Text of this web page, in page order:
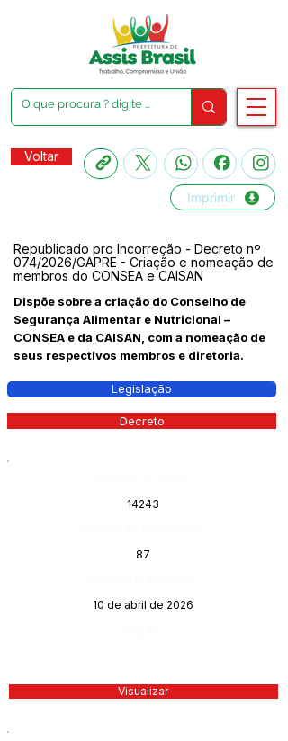
Voltar
Imprimir
Republicado pro Incorreção - Decreto nº
074/2026/GAPRE - Criação e nomeação de
membros do CONSEA e CAISAN
Dispõe sobre a criação do Conselho de
Segurança Alimentar e Nutricional –
CONSEA e da CAISAN, com a nomeação de
seus respectivos membros e diretoria.
Legislação
Decreto
14243
87
10 de abril de 2026
Visualizar